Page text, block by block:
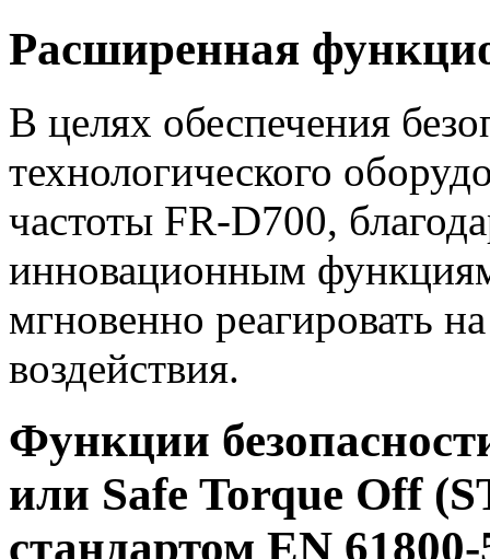
Расширенная
В целях обеспечения
технологического
частоты FR-D700,
инновационным
мгновенно реагировать
воздействия.
Функции
или Safe Torque Off
стандартом EN